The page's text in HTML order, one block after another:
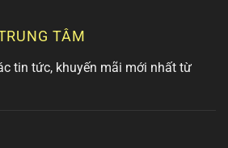
TÂM
tin tức, khuyến mãi mới nhất từ